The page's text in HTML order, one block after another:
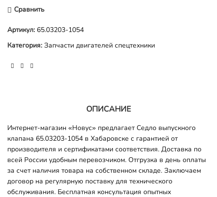
Сравнить
Артикул: 65.03203-1054
Категория: Запчасти двигателей спецтехники
ОПИСАНИЕ
Интернет-магазин «Новус» предлагает Седло выпускного
клапана 65.03203-1054 в Хабаровске с гарантией от
производителя и сертификатами соответствия. Доставка по
всей России удобным перевозчиком. Отгрузка в день оплаты
за счет наличия товара на собственном складе. Заключаем
договор на регулярную поставку для технического
обслуживания. Бесплатная консультация опытных